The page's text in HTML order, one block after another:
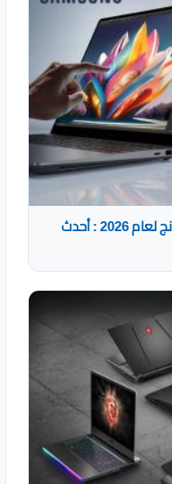
أفضل أجهزة اللاب توب من سامسونج لعام 2026 : أحدث